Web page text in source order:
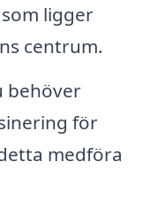
ligger
centrum.
behöver
för
medföra